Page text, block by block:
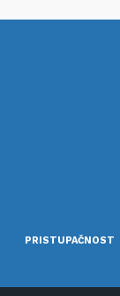
PRISTUPAČNOST